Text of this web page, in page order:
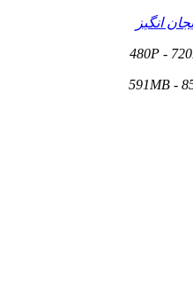
انگیز
480P -
591MB -